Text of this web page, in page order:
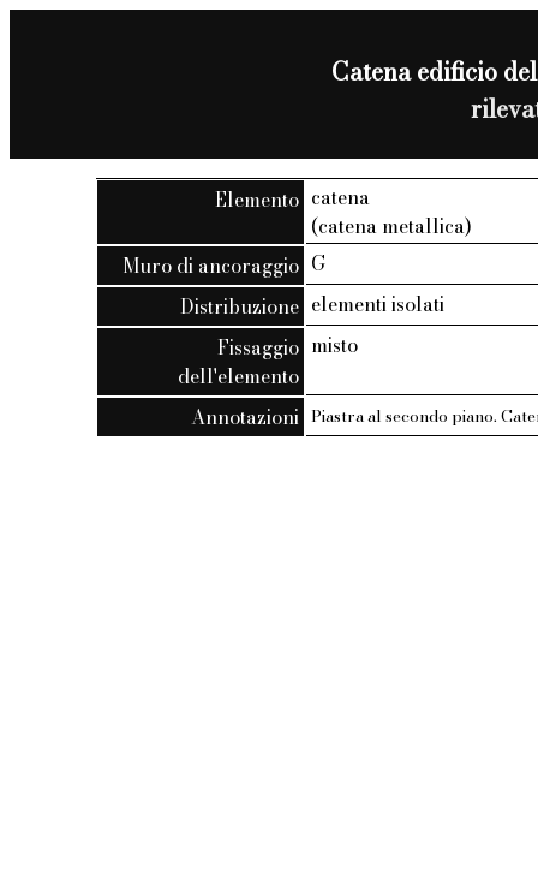
Catena edificio
Elemento catena
(catena metallica)
Muro di ancoraggio G
Distribuzione elementi isolati
Fissaggio
dell'elemento
misto
Annotazioni Piastra al secondo piano.